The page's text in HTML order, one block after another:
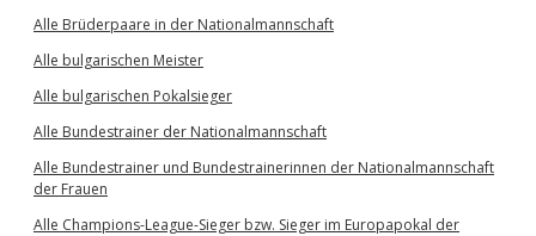
Alle Brüderpaare in der Nationalmannschaft
Alle bulgarischen Meister
Alle bulgarischen Pokalsieger
Alle Bundestrainer der Nationalmannschaft
Alle Bundestrainer und Bundestrainerinnen der Nationalmannschaft
der Frauen
Alle Champions-League-Sieger bzw. Sieger im Europapokal der